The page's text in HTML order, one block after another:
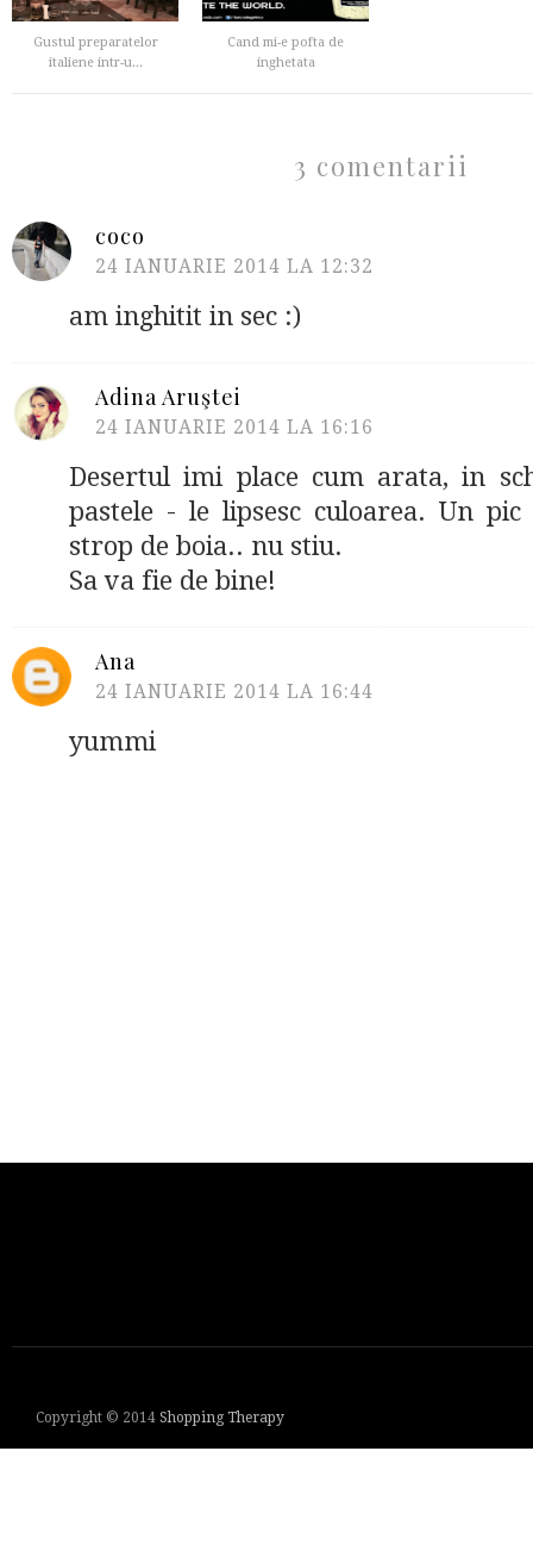
Gustul preparatelor
italiene intr-u...
Cand mi-e pofta de
inghetata
3 comentarii
coco
24 IANUARIE 2014 LA 12:32
am inghitit in sec :)
Adina Aruştei
24 IANUARIE 2014 LA 16:16
Desertul imi place cum arata, in
pastele - le lipsesc culoarea. Un
strop de boia.. nu stiu.
Sa va fie de bine!
Ana
24 IANUARIE 2014 LA 16:44
yummi
Copyright © 2014 Shopping Therapy